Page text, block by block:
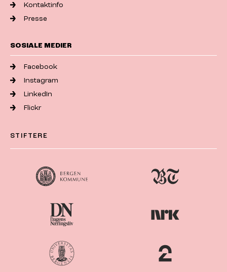
Kontaktinfo
Presse
SOSIALE MEDIER
Facebook
Instagram
LinkedIn
Flickr
STIFTERE